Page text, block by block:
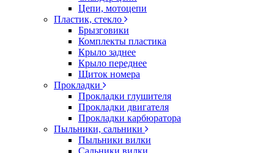
Цепи, мотоцепи
Пластик, стекло
Брызговики
Комплекты пластика
Крыло заднее
Крыло переднее
Щиток номера
Прокладки
Прокладки глушителя
Прокладки двигателя
Прокладки карбюратора
Пыльники, сальники
Пыльники вилки
Сальники вилки